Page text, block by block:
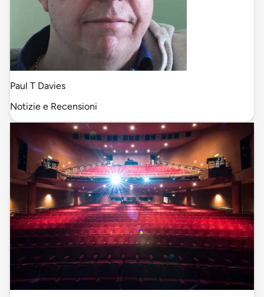
Paul T Davies
Notizie e Recensioni